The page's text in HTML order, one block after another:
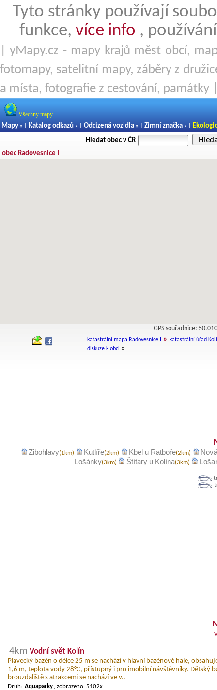
Tyto stránky používají
funkce, více info ,
| yMapy.cz - mapy krajů měst obcí,
fotomapy, satelitní mapy, záběry z
a místa, fotografie z cestování, památky
Všechny mapy..
Mapy » | Katalog odkazů » | Odcizená vozidla » | Zimní značka » |
Hledat obec v ČR
obec Radovesnice I
GPS souřadnice:
katastrální mapa Radovesnice I » katastrální úřad
diskuze k obci »
Zibohlavy(1km) Kutlíře(2km) Kbel u Ratboře(2km)
Lošánky(3km) Štítary u Kolína(3km)
4km Vodní svět Kolín
Plavecký bazén o délce 25 m se nachází v hlavní bazénové hale,
1,6 m, teplota vody 28°C, přístupný i pro imobilní návštěvníky. Dětský
brouzdaliště s atrakcemi se nachází ve v..
Druh: Aquaparky , zobrazeno: 5102x